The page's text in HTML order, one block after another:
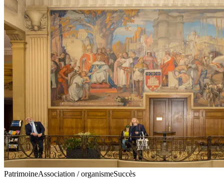
PatrimoineAssociation / organismeSuccès